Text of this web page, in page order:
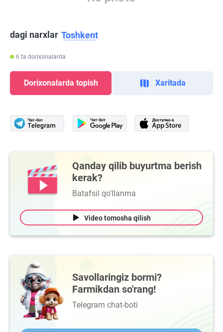
dagi narxlar Toshkent
6 ta dorixonalarda
Dorixonalarda topish Xaritada
Qanday qilib buyurtma berish
kerak?
Batafsil qo'llanma
Video tomosha qilish
Savollaringiz bormi?
Farmikdan so'rang!
Telegram chat-boti